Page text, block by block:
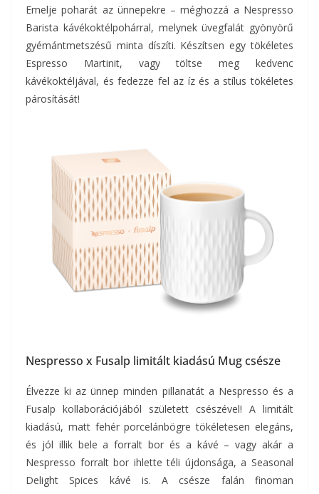
Emelje poharát az ünnepekre – méghozzá a Nespresso
Barista kávékoktélpohárral, melynek üvegfalát gyönyörű
gyémántmetszésű minta díszíti. Készítsen egy tökéletes
Espresso Martinit, vagy töltse meg kedvenc
kávékoktéljával, és fedezze fel az íz és a stílus tökéletes
párosítását!
Nespresso x Fusalp limitált kiadású Mug csésze
Élvezze ki az ünnep minden pillanatát a Nespresso és a
Fusalp kollaborációjából született csészével! A limitált
kiadású, matt fehér porcelánbögre tökéletesen elegáns,
és jól illik bele a forralt bor és a kávé – vagy akár a
Nespresso forralt bor ihlette téli újdonsága, a Seasonal
Delight Spices kávé is. A csésze falán finoman